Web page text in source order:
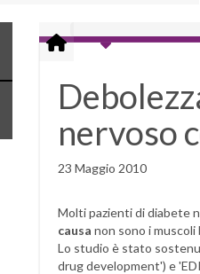
nervoso
23 Maggio 2010
Molti pazienti di diabete
causa non sono i
Lo studio è stato
drug development') e